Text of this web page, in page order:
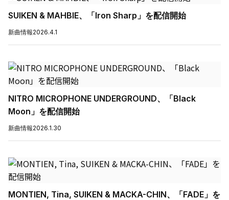
SUIKEN & MAHBIE、「Iron Sharp」を配信開始
新曲情報2026.4.1
NITRO MICROPHONE UNDERGROUND、「Black
Moon」を配信開始
新曲情報2026.1.30
MONTIEN, Tina, SUIKEN & MACKA-CHIN、「FADE」を